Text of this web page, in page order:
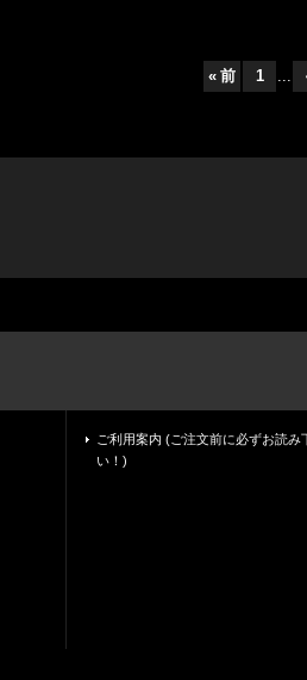
« 前 1 ...
ご利用案内 (ご注文前に必ずお読み
い！)